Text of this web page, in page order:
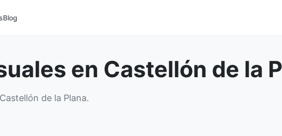
Blog
en Castellón de la
de la Plana.